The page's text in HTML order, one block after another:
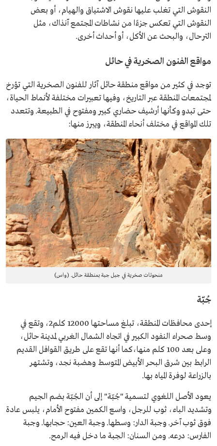
النقوش التي تغلب عليها نقوش الاشتياق والهيام، أو بعض
النقوش التي تعكس جزءًا من نشاطات المجتمع آنذاك، مثل
الترحال، والبحث عن الأكل، أو أحداث أخرى.
مواقع الفنون الصخرية في حائل
توجد في كثير من مواقع منطقة حائل آثار للفنون الصخرية التي تؤرخ
لمجتمعات المنطقة عبر التاريخ، وفيها تعبيرات مختلفة لأنماط الحياة،
حتى تبدو وكأنها أرشيف حضاري كبير ومفتوح في الطبيعة. وتتعدد
تلك المواقع في مختلف أنحاء المنطقة، ويبرز منها:
منحوتات صخرية في جبل جبة بمنطقة حائل. (واس)
جُبّة
إحدى محافظات المنطقة، تبلغ مساحتها 12000 كلم2، وتقع في
وسط صحراء النفود الكبير في اتجاه الشمال الغربي لمدينة حائل،
وعلى بعد 100 كلم منها،كما أنها تقع على طريق القوافل القديم
الرابط بين شرق البحر الأبيض المتوسط وهضبة نجد، وتشتهر
بالزراعة لوفرة المياه بها.
يعود الأصل اللغوي لتسمية "جُبّة" إلى أن الجُبّة بضم الجيم
وتشديد الباء، ثوب للرجل، واسع الكمين مفتوح الأمام، يلبس عادة
فوق ثوب آخر. وجبة الدار: وسطها. وجبة العين: حجابها. وجبة
الفارس: درعه. ومن السنان: الجبة ما دخل فيه الرمح.